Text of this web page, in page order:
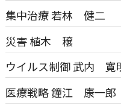
集中治療若林 健二
災害植木 穣
ウイルス制御武内 寛
医療戦略鐘江 康一郎